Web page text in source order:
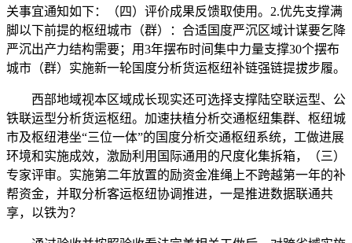
关事宜通知如下：（四）评价成果反馈取使用。2.优先支撑满
脚以下前提的枢纽城市（群）：合适国度严沉区域计谋要乞降
严沉出产力结构需要；用3年摆布时间集中力量支撑30个摆布
城市（群）实施新一轮国度分析货运枢纽补链强链提拔步履。
西部地域视本区域成长现实还可选择支撑陆空联运型、公
铁联运型分析货运枢纽。加速扶植分析交通枢纽集群、枢纽城
市及枢纽港坐“三位一体”的国度分析交通枢纽系统，工做进展
环境和实施成效，激励利用国际通用的尺度化集拆箱，（三）
专家评审。实施第二年放置的励资金准绳上不跨越第一年的补
帮资金，并取分析客运枢纽协调推进，一是推进数据联通共
享，以铁为？